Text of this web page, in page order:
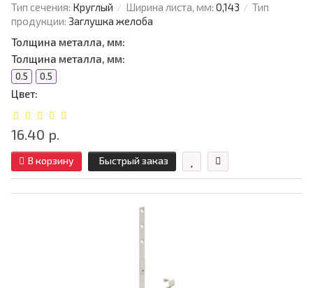
Тип сечения: Круглый Ширина листа, мм: 0,143
Тип
продукции: Заглушка желоба
Толщина металла, мм:
Толщина металла, мм:
0.5 0.5
Цвет:
16.40 р.
В корзину Быстрый заказ